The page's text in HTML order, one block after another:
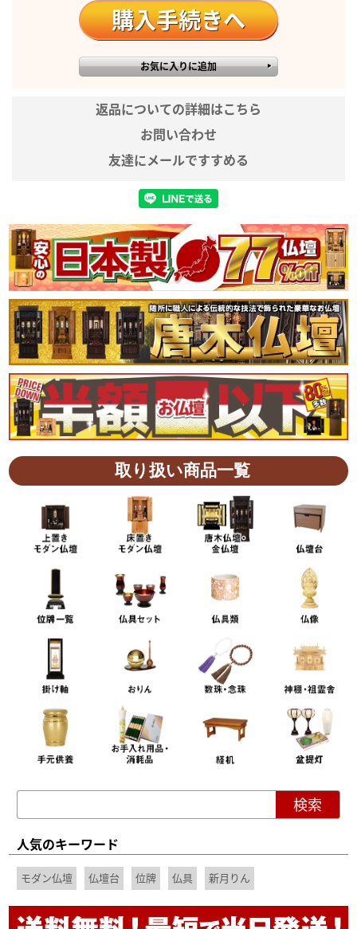
変更することがございます。予めご
了承ください。
返品についての詳細はこちら
お問い合わせ
友達にメールですすめる
取り扱い商品一覧
人気のキーワード
モダン仏壇 仏壇台 位牌 仏具 新月りん